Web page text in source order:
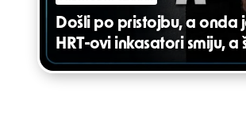
Došli po pristojbu, a onda
HRT-ovi inkasatori smiju, a